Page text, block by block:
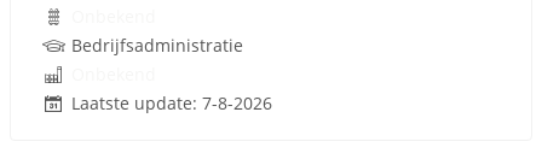
Bedrijfsadministratie
Laatste update: 7-8-2026